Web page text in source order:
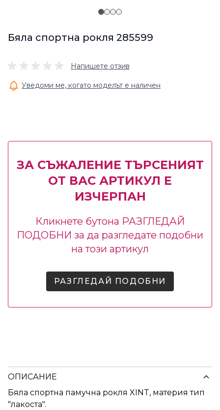
Бяла спортна рокля 285599
Напишете отзив
Уведоми ме, когато моделът е наличен
ЗА СЪЖАЛЕНИЕ ТЪРСЕНИЯТ
ОТ ВАС АРТИКУЛ Е
ИЗЧЕРПАН
Кликнете бутона РАЗГЛЕДАЙ
ПОДОБНИ за да разгледате подобни
на този артикул
РАЗГЛЕДАЙ ПОДОБНИ
ОПИСАНИЕ
Бяла спортна памучна рокля XINT, материя тип
"лакоста".